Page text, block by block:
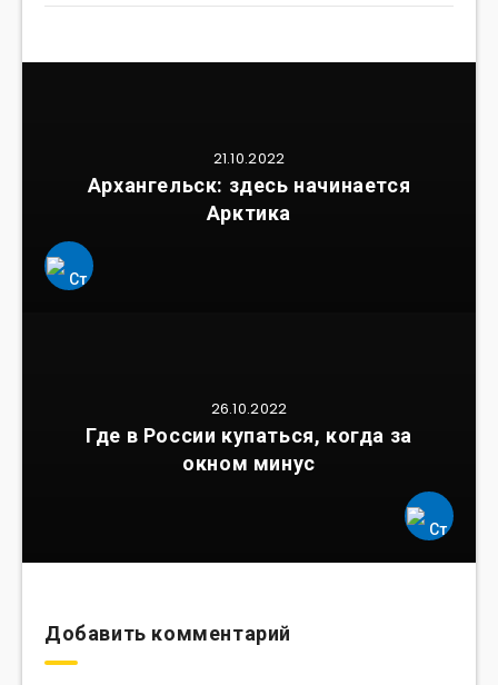
21.10.2022
Архангельск: здесь начинается
Арктика
26.10.2022
Где в России купаться, когда за
окном минус
Добавить комментарий